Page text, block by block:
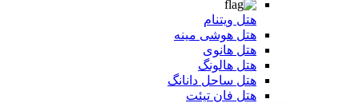
هتل ویتنام
هتل هوشی مینه
هتل هانوی
هتل هالونگ
هتل ساحل دانانگ
هتل فان تیئت